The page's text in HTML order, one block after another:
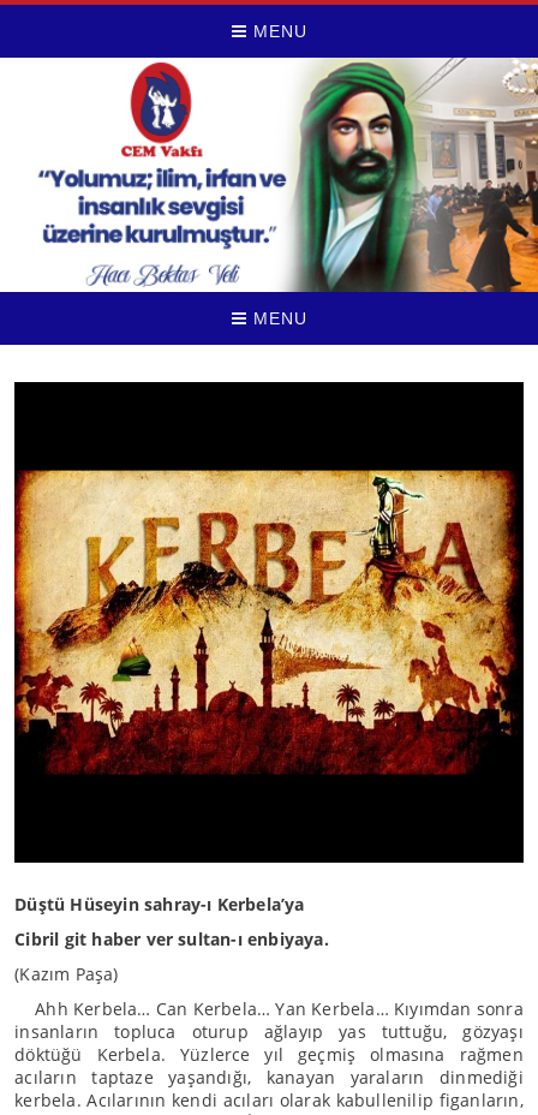
MENU
MENU
Düştü Hüseyin sahray-ı Kerbela’ya
Cibril git haber ver sultan-ı enbiyaya.
(Kazım Paşa)
Ahh Kerbela… Can Kerbela… Yan Kerbela… Kıyımdan sonra
insanların topluca oturup ağlayıp yas tuttuğu, gözyaşı
döktüğü Kerbela. Yüzlerce yıl geçmiş olmasına rağmen
acıların taptaze yaşandığı, kanayan yaraların dinmediği
kerbela. Acılarının kendi acıları olarak kabullenilip figanların,